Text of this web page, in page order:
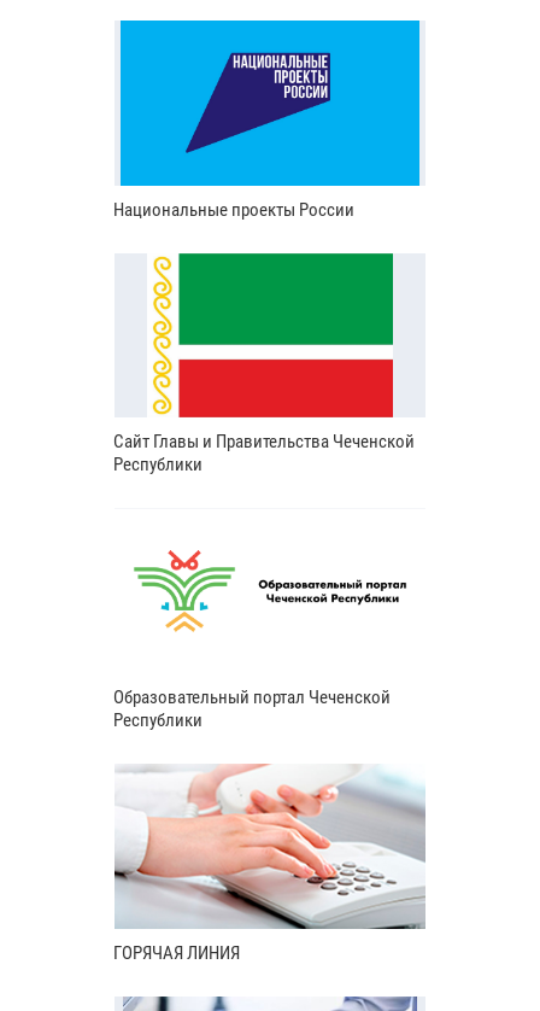
Национальные проекты России
Сайт Главы и Правительства Чеченской
Республики
Образовательный портал Чеченской
Республики
ГОРЯЧАЯ ЛИНИЯ